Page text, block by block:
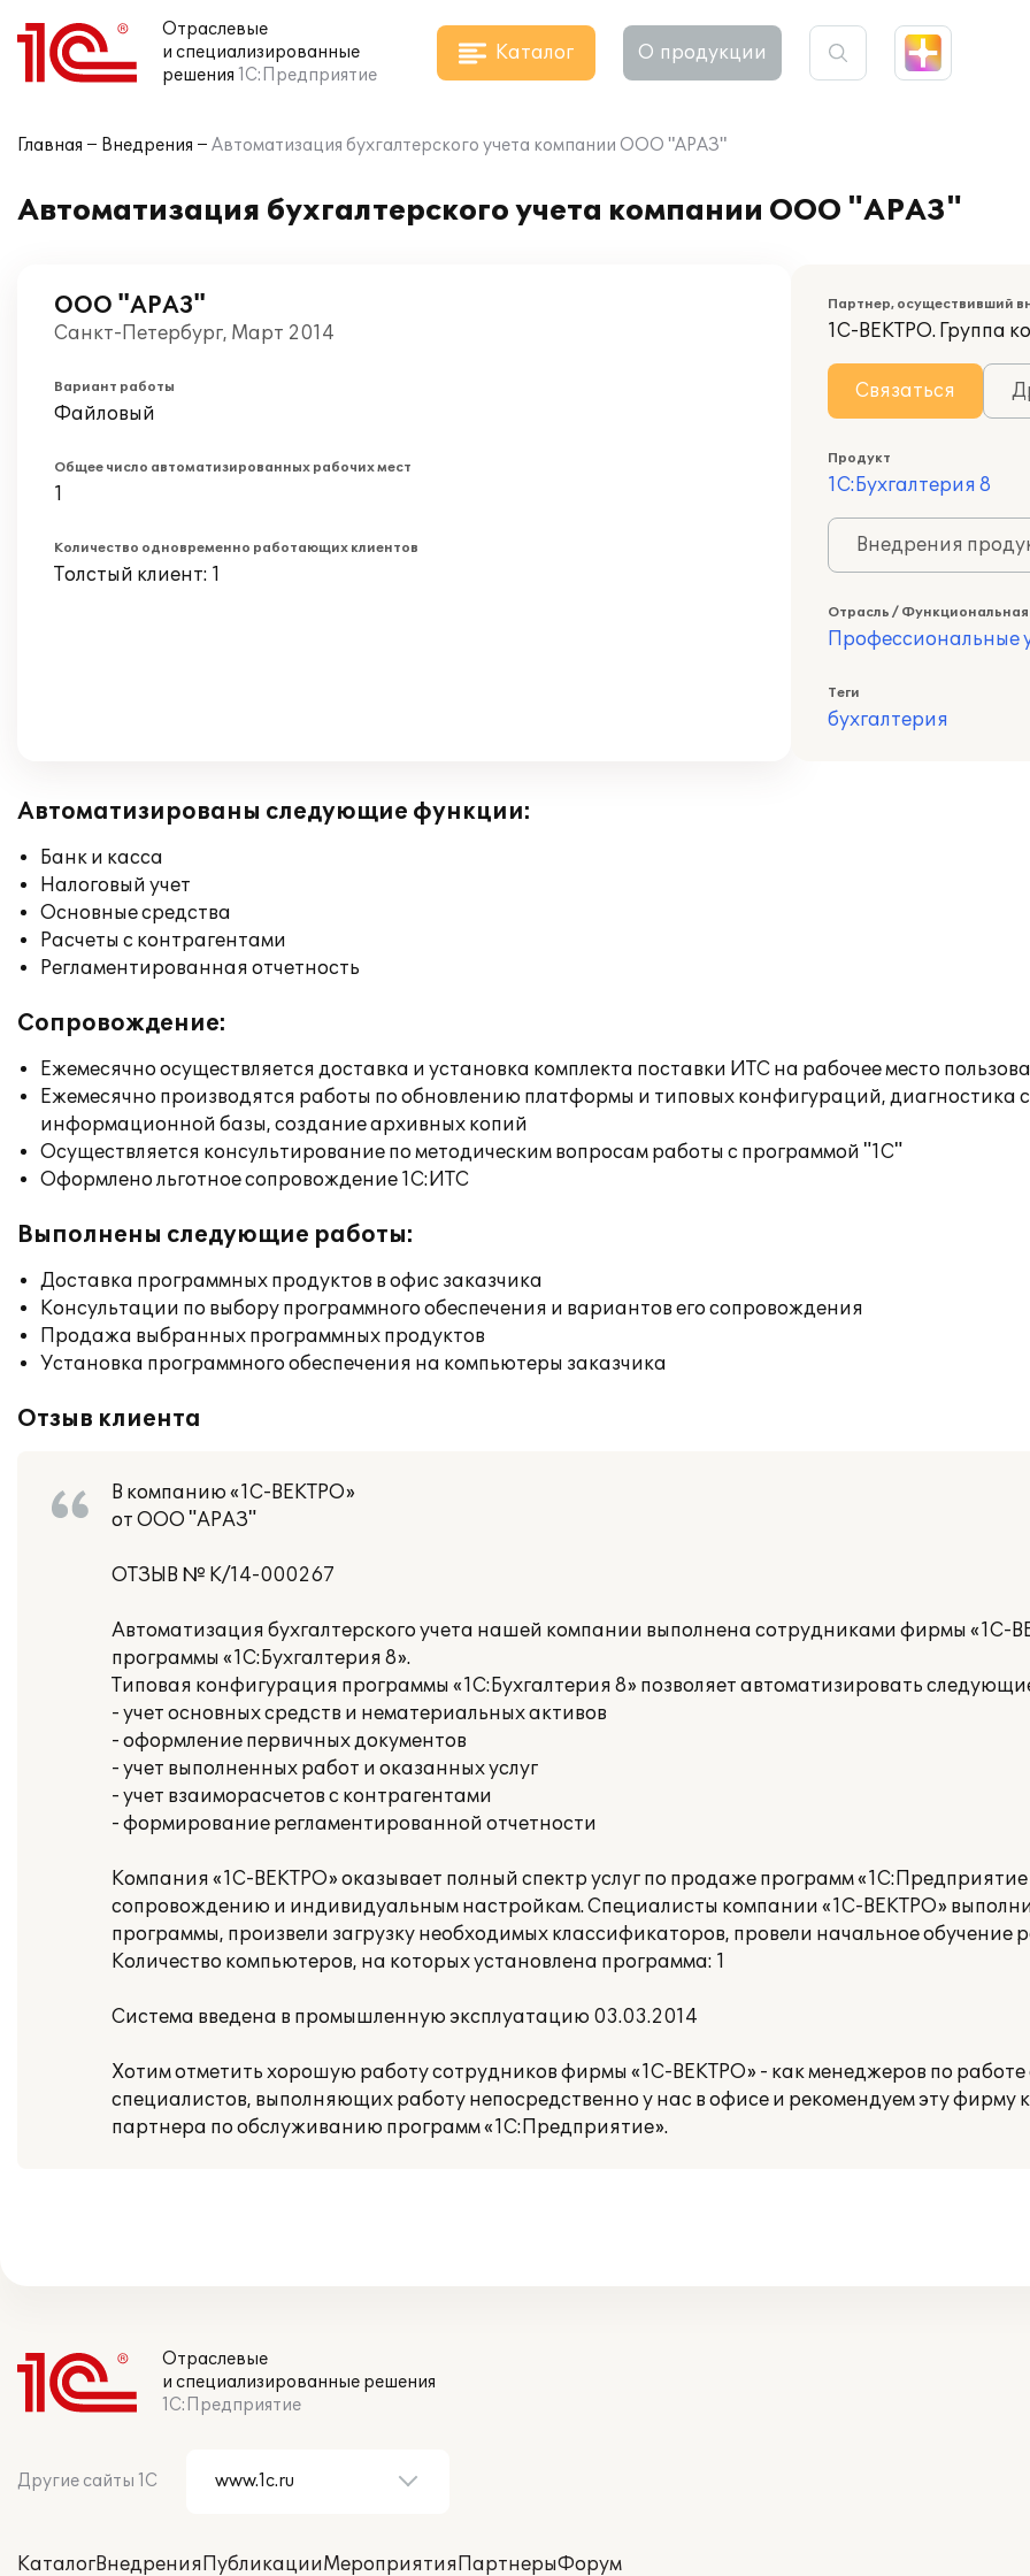
Отраслевые
и специализированные
решения 1С:Предприятие
Каталог О продукции
Главная Внедрения Автоматизация бухгалтерского учета компании ООО "АРАЗ"
Автоматизация бухгалтерского учета компании ООО "АРАЗ"
ООО "АРАЗ"
Санкт-Петербург, Март 2014
Вариант работы
Файловый
Общее число автоматизированных рабочих мест
1
Количество одновременно работающих клиентов
Толстый клиент: 1
Партнер, осуществивший
1С-ВЕКТРО. Группа
Связаться
Продукт
1С:Бухгалтерия 8
Внедрения
Отрасль / Функциональная
Профессиональные
Теги
бухгалтерия
Автоматизированы следующие функции:
Банк и касса
Налоговый учет
Основные средства
Расчеты с контрагентами
Регламентированная отчетность
Сопровождение:
Ежемесячно осуществляется доставка и установка комплекта поставки ИТС на рабочее место
Ежемесячно производятся работы по обновлению платформы и типовых конфигураций, диагностика
информационной базы, создание архивных копий
Осуществляется консультирование по методическим вопросам работы с программой "1С"
Оформлено льготное сопровождение 1С:ИТС
Выполнены следующие работы:
Доставка программных продуктов в офис заказчика
Консультации по выбору программного обеспечения и вариантов его сопровождения
Продажа выбранных программных продуктов
Установка программного обеспечения на компьютеры заказчика
Отзыв клиента
В компанию «1С-ВЕКТРО»
от ООО "АРАЗ"
ОТЗЫВ № К/14-000267
Автоматизация бухгалтерского учета нашей компании выполнена сотрудниками фирмы «1С-
программы «1С:Бухгалтерия 8».
Типовая конфигурация программы «1С:Бухгалтерия 8» позволяет автоматизировать
- учет основных средств и нематериальных активов
- оформление первичных документов
- учет выполненных работ и оказанных услуг
- учет взаиморасчетов с контрагентами
- формирование регламентированной отчетности
Компания «1С-ВЕКТРО» оказывает полный спектр услуг по продаже программ
сопровождению и индивидуальным настройкам. Специалисты компании «1С-ВЕКТРО»
программы, произвели загрузку необходимых классификаторов, провели начальное обучение
Количество компьютеров, на которых установлена программа: 1
Система введена в промышленную эксплуатацию 03.03.2014
Хотим отметить хорошую работу сотрудников фирмы «1С-ВЕКТРО» - как менеджеров по работе
специалистов, выполняющих работу непосредственно у нас в офисе и рекомендуем эту фирму
партнера по обслуживанию программ «1С:Предприятие».
Отраслевые
и специализированные решения
1С:Предприятие
Другие сайты 1С
КаталогВнедренияПубликацииМероприятияПартнерыФорум